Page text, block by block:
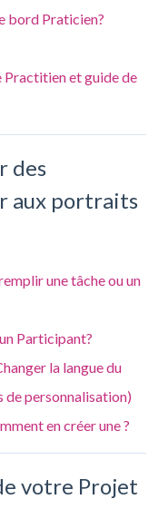
bord Praticien?
et guide de
des
aux portraits
une tâche ou un
Participant?
la langue du
personnalisation)
en créer une ?
votre Projet